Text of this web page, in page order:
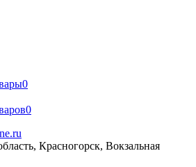
0
0
Красногорск, Вокзальная